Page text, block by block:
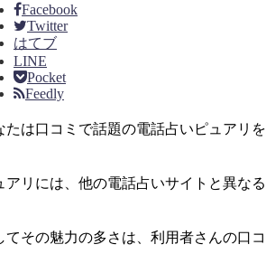
Facebook
Twitter
はてブ
LINE
Pocket
Feedly
たは口コミで話題の電話占いピュアリ
アリには、他の電話占いサイトと異な
てその魅力の多さは、利用者さんの口